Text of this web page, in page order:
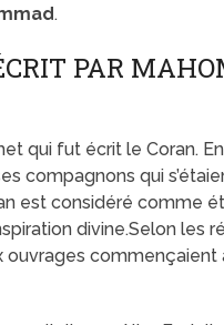
.
PAR
qui fut écrit le Coran.
compagnons qui
est considéré comme
divine.Selon les
ouvrages